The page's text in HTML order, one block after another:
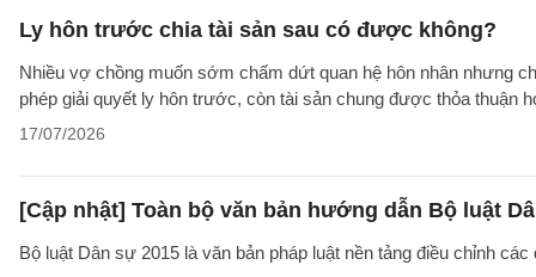
Ly hôn trước chia tài sản sau có được không?
Nhiều vợ chồng muốn sớm chấm dứt quan hệ hôn nhân nhưng
phép giải quyết ly hôn trước, còn tài sản chung được thỏa thuận
17/07/2026
[Cập nhật] Toàn bộ văn bản hướng dẫn Bộ luật
Bộ luật Dân sự 2015 là văn bản pháp luật nền tảng điều chỉnh